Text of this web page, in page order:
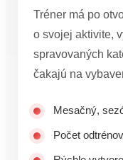
Tréner má po
o svojej aktivite,
spravovaných
čakajú na
Mesačný,
Počet